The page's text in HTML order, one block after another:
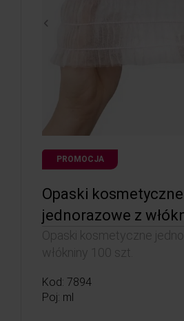
PROMOCJA
Opaski kosmetyczne
jednorazowe z
Opaski kosmetyczne
włókniny 100 szt.
Kod: 7894
Poj: ml